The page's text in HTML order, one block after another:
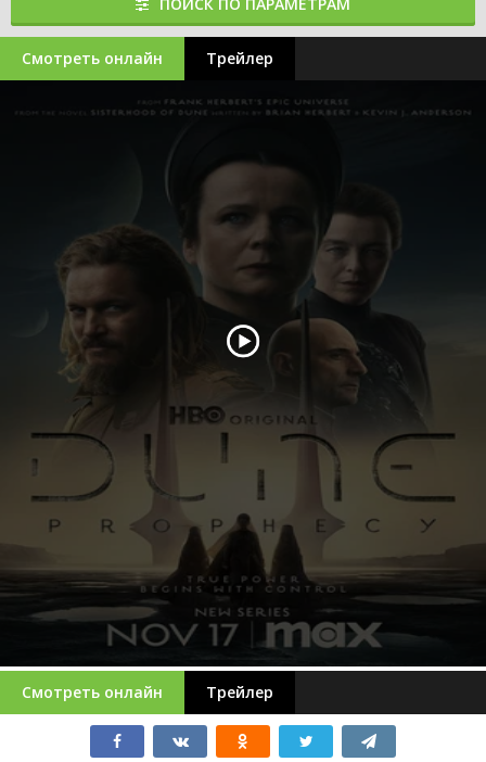
Смотреть онлайн Трейлер
Смотреть онлайн Трейлер